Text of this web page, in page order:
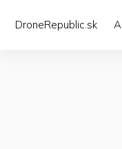
DroneRepublic.sk